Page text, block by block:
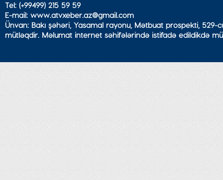
Tel: (+99499) 215 59 59
E-mail: www.atvxeber.az@gmail.com
Ünvan: Bakı şəhəri, Yasamal rayonu, Mətbuat prospekti,
mütləqdir. Məlumat internet səhifələrində istifadə edildikdə